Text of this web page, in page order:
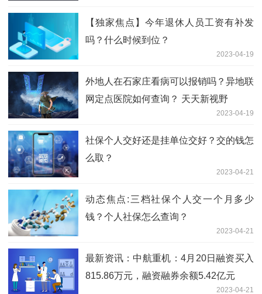
【独家焦点】今年退休人员工资有补发
吗？什么时候到位？
2023-04-19
外地人在石家庄看病可以报销吗？异地联
网定点医院如何查询？ 天天新视野
2023-04-19
社保个人交好还是挂单位交好？交的钱怎
么取？
2023-04-21
动态焦点:三档社保个人交一个月多少
钱？个人社保怎么查询？
2023-04-21
最新资讯：中航重机：4月20日融资买入
815.86万元，融资融券余额5.42亿元
2023-04-21